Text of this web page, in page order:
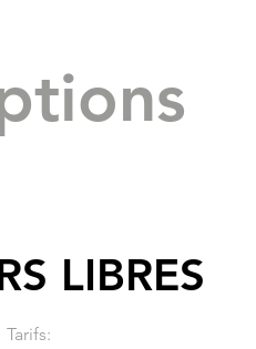
LIBRES
Tarifs: